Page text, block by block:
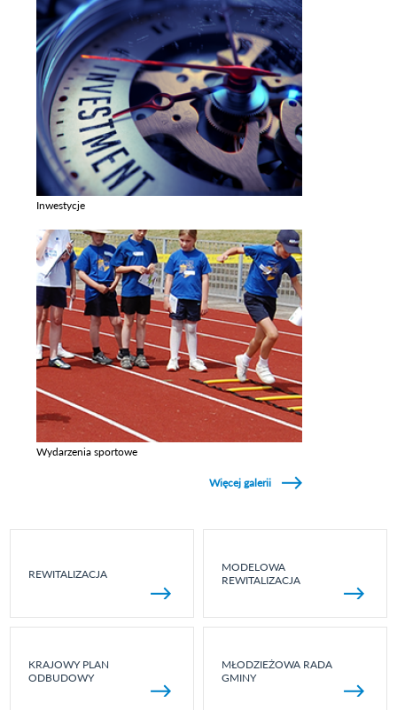
Inwestycje
Wydarzenia sportowe
Więcej galerii
REWITALIZACJA
MODELOWA
REWITALIZACJA
KRAJOWY PLAN
ODBUDOWY
MŁODZIEŻOWA RADA
GMINY